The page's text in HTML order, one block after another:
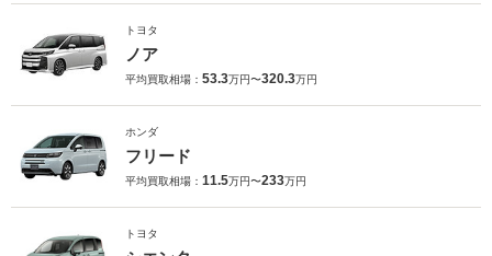
トヨタ
ノア
平均買取相場： 53.3万円〜320.3万円
ホンダ
フリード
平均買取相場： 11.5万円〜233万円
トヨタ